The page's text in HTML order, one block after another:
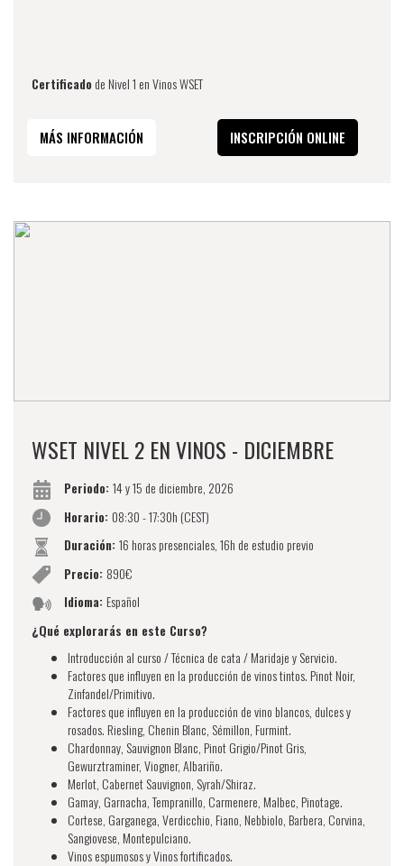
Certificado de Nivel 1 en Vinos WSET
MÁS INFORMACIÓN INSCRIPCIÓN ONLINE
WSET NIVEL 2 EN VINOS - DICIEMBRE
Periodo: 14 y 15 de diciembre, 2026
Horario: 08:30 - 17:30h (CEST)
Duración: 16 horas presenciales, 16h de estudio previo
Precio: 890€
Idioma: Español
¿Qué explorarás en este Curso?
Introducción al curso / Técnica de cata / Maridaje y Servicio.
Factores que influyen en la producción de vinos tintos. Pinot Noir,
Zinfandel/Primitivo.
Factores que influyen en la producción de vino blancos, dulces y
rosados. Riesling, Chenin Blanc, Sémillon, Furmint.
Chardonnay, Sauvignon Blanc, Pinot Grigio/Pinot Gris,
Gewurztraminer, Viogner, Albariño.
Merlot, Cabernet Sauvignon, Syrah/Shiraz.
Gamay, Garnacha, Tempranillo, Carmenere, Malbec, Pinotage.
Cortese, Garganega, Verdicchio, Fiano, Nebbiolo, Barbera, Corvina,
Sangiovese, Montepulciano.
Vinos espumosos y Vinos fortificados.